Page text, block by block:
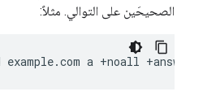
الصحيحَين على التوالي. مثلاً:
example.com a +noall +answer